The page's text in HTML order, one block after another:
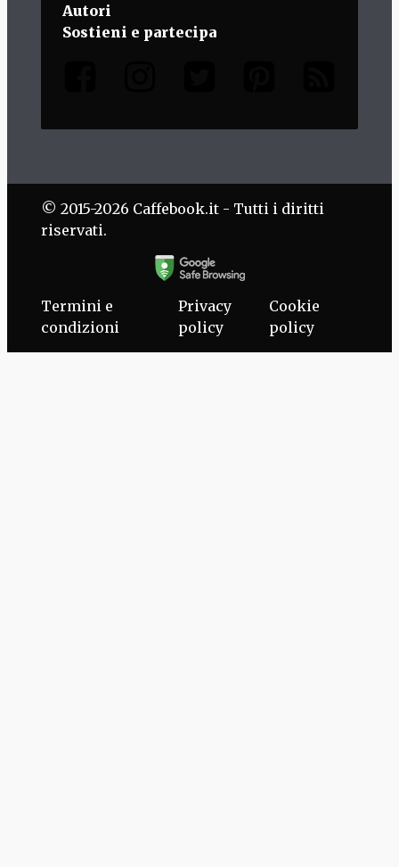
Autori
Sostieni e partecipa
© 2015-2026 Caffebook.it - Tutti i diritti
riservati.
Termini e
condizioni
Privacy
policy
Cookie
policy